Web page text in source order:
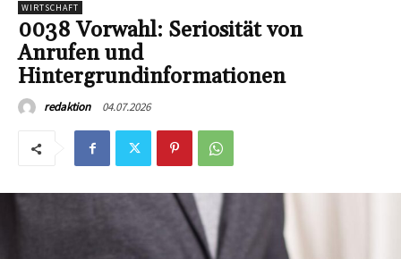
WIRTSCHAFT
0038 Vorwahl: Seriosität von
Anrufen und
Hintergrundinformationen
redaktion 04.07.2026